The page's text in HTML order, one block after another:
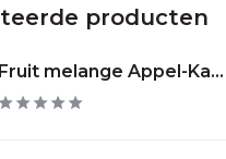
producten
Fruit melange Appel-Ka...